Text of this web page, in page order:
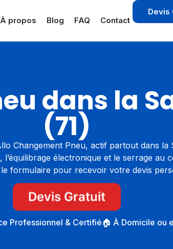
À propos Blog FAQ Contact
Devis
dans la
(71)
Changement Pneu, actif partout dans
électronique et le serrage
formulaire pour recevoir votre devis
Devis Gratuit
Professionnel & Certifié 🏠 À Domicile ou